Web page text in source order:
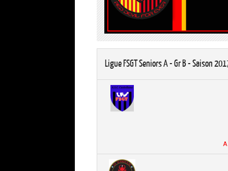
Ligue FSGT Seniors A - Gr B - Saison